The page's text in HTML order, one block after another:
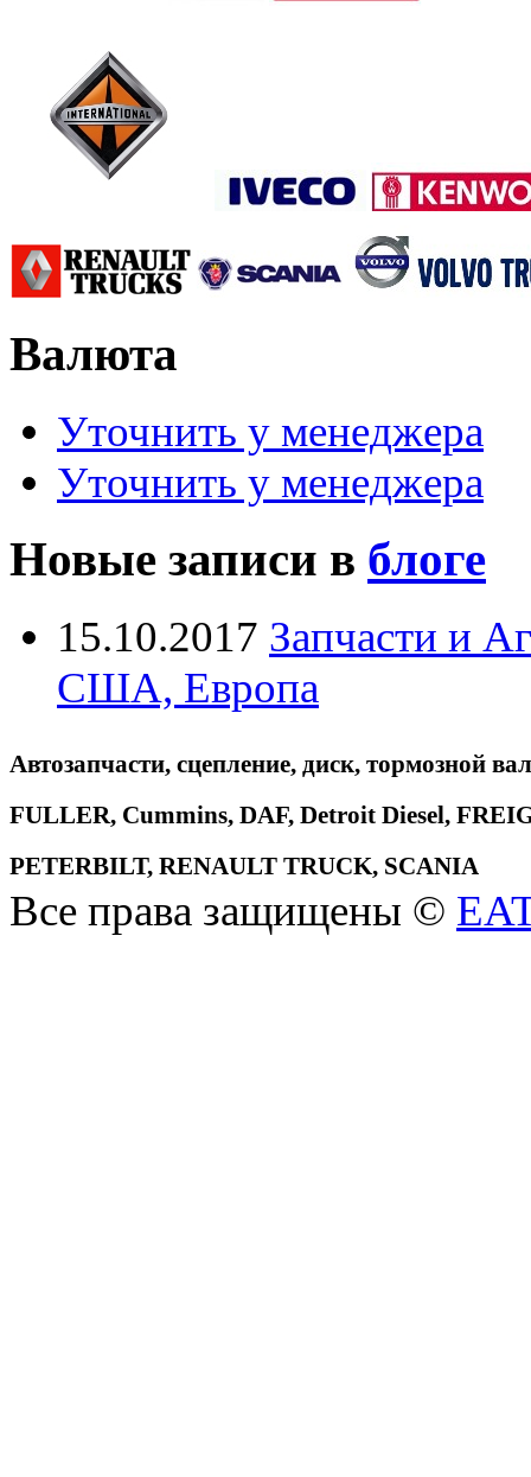
Валюта
Уточнить у менеджера
Уточнить у менеджера
Новые записи в блоге
15.10.2017 Запчасти и
США, Европа
Автозапчасти, сцепление, диск, тормозной
FULLER, Cummins, DAF, Detroit Diesel,
PETERBILT, RENAULT TRUCK, SCANIA
Все права защищены ©